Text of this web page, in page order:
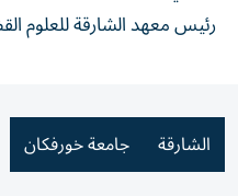
رئيس معهد الشارقة للعلوم
الشارقة جامعة خورفكان